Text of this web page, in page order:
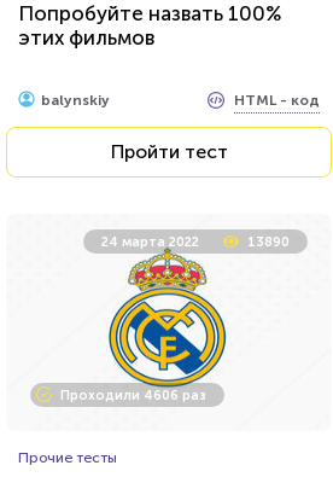
Попробуйте назвать 100%
этих фильмов
balynskiy HTML - код
Пройти тест
24 марта 2022 13890
Проходили 4606 раз
Прочие тесты